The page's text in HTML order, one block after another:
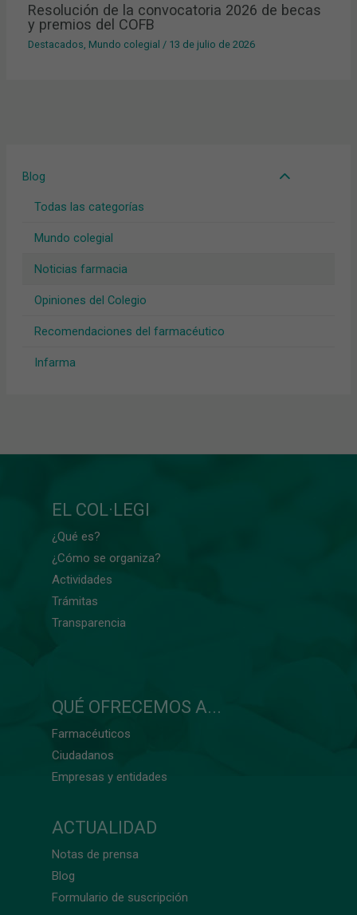
Blog
Todas las categorías
Mundo colegial
Noticias farmacia
Opiniones del Colegio
Recomendaciones del farmacéutico
Infarma
Resolución de la convocatoria 2026 de becas
y premios del COFB
Destacados, Mundo colegial / 13 de julio de 2026
EL COL·LEGI
¿Qué es?
¿Cómo se organiza?
Actividades
Trámitas
Transparencia
QUÉ OFRECEMOS A...
Farmacéuticos
Ciudadanos
Empresas y entidades
ACTUALIDAD
Notas de prensa
Blog
Formulario de suscripción